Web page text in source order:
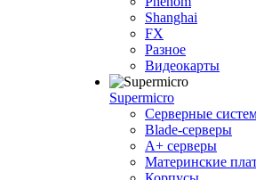
Shanghai
FX
Разное
Видеокарты
Supermicro
Серверные
Blade-серверы
A+ серверы
Материнские